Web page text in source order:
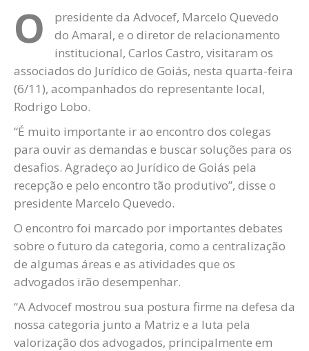
O
presidente da Advocef, Marcelo Quevedo
do Amaral, e o diretor de relacionamento
institucional, Carlos Castro, visitaram os
associados do Jurídico de Goiás, nesta quarta-feira
(6/11), acompanhados do representante local,
Rodrigo Lobo.
“É muito importante ir ao encontro dos colegas
para ouvir as demandas e buscar soluções para os
desafios. Agradeço ao Jurídico de Goiás pela
recepção e pelo encontro tão produtivo”, disse o
presidente Marcelo Quevedo.
O encontro foi marcado por importantes debates
sobre o futuro da categoria, como a centralização
de algumas áreas e as atividades que os
advogados irão desempenhar.
“A Advocef mostrou sua postura firme na defesa da
nossa categoria junto a Matriz e a luta pela
valorização dos advogados, principalmente em